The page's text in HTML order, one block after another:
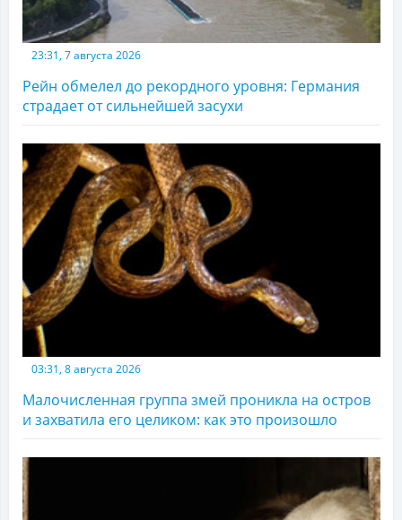
23:31, 7 августа 2026
Рейн обмелел до рекордного уровня: Германия
страдает от сильнейшей засухи
03:31, 8 августа 2026
Малочисленная группа змей проникла на остров
и захватила его целиком: как это произошло